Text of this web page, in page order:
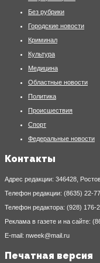
Без рубрики
Городские новости
Криминал
Культура
Медицина
Областные новости
Политика
Происшествия
Спорт
Федеральные новости
Контакты
Адрес редакции: 346428,
Телефон редакции: (8635) 22-
Телефон редактора: (928) 176-
Реклама в газете и на сайте:
E-mail: nweek@mail.ru
Печатная версия